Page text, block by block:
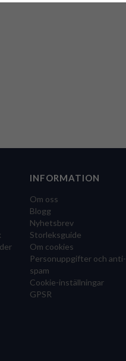
INFORMATION
Om oss
Blogg
Nyhetsbrev
Storleksguide
Om cookies
Personuppgifter och anti-
spam
Cookie-inställningar
GPSR